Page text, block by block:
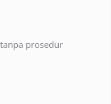
prosedur